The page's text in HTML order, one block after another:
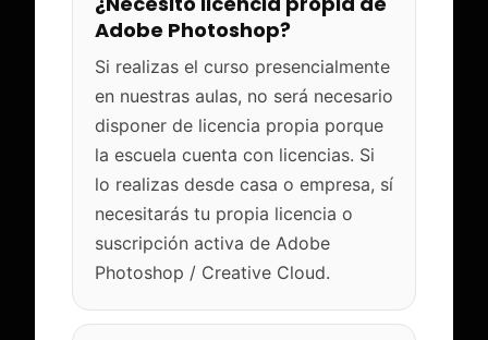
Adobe Photoshop?
Si realizas el curso presencialmente
en nuestras aulas, no será necesario
disponer de licencia propia porque
la escuela cuenta con licencias. Si
lo realizas desde casa o empresa, sí
necesitarás tu propia licencia o
suscripción activa de Adobe
Photoshop / Creative Cloud.